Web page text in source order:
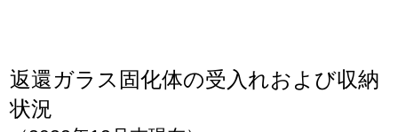
返還ガラス固化体の受入れおよび収納
状況